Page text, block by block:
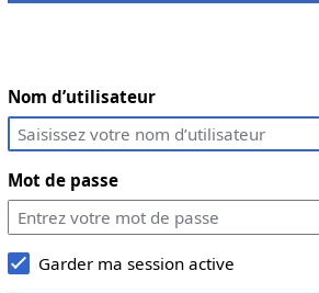
Nom d’utilisateur
Mot de passe
Garder ma session active